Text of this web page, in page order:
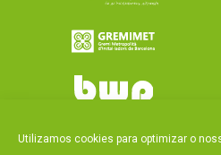
Utilizamos cookies para optimizar o